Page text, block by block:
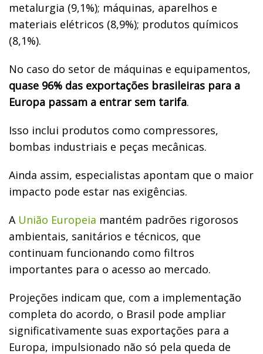
metalurgia (9,1%); máquinas, aparelhos e
materiais elétricos (8,9%); produtos químicos
(8,1%).
No caso do setor de máquinas e equipamentos,
quase 96% das exportações brasileiras para a
Europa passam a entrar sem tarifa.
Isso inclui produtos como compressores,
bombas industriais e peças mecânicas.
Ainda assim, especialistas apontam que o maior
impacto pode estar nas exigências.
A União Europeia mantém padrões rigorosos
ambientais, sanitários e técnicos, que
continuam funcionando como filtros
importantes para o acesso ao mercado.
Projeções indicam que, com a implementação
completa do acordo, o Brasil pode ampliar
significativamente suas exportações para a
Europa, impulsionado não só pela queda de